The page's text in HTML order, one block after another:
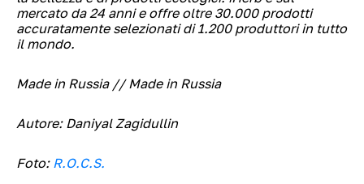
mercato da 24 anni e offre oltre 30.000 prodotti
accuratamente selezionati di 1.200 produttori in tutto
il mondo.
Made in Russia // Made in Russia
Autore: Daniyal Zagidullin
Foto: R.O.C.S.